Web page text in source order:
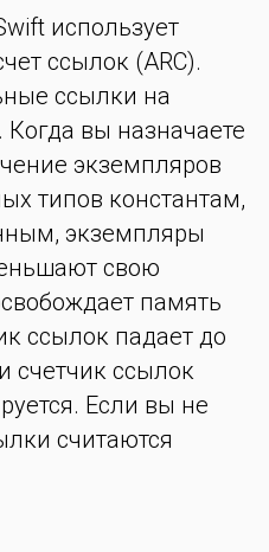
использует
ссылок (ARC).
ссылки на
вы назначаете
экземпляров
типов константам,
экземпляры
свою
память
ссылок падает до
счетчик ссылок
Если вы не
считаются